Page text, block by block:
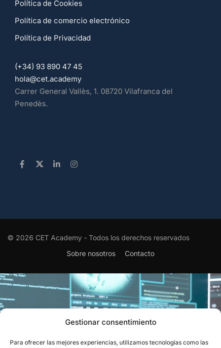
Gestionar consentimiento
Para ofrecer las mejores experiencias, utilizamos tecnologías como las
Política de Cookies
Política de comercio electrónico
Política de Privacidad
(+34) 93 890 47 45
hola@cet.academy
Carrer General Vallès, 1. 08720 Vilafranca del
Penedès.
© 2026 CET Academy - Todos los derechos reservados
Sobre nosotros
Contacto